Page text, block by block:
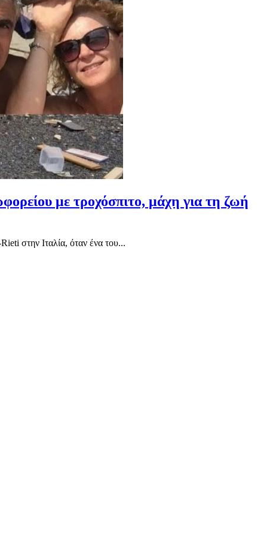
με τροχόσπιτο, μάχη για τη ζωή
στην Ιταλία, όταν ένα του...